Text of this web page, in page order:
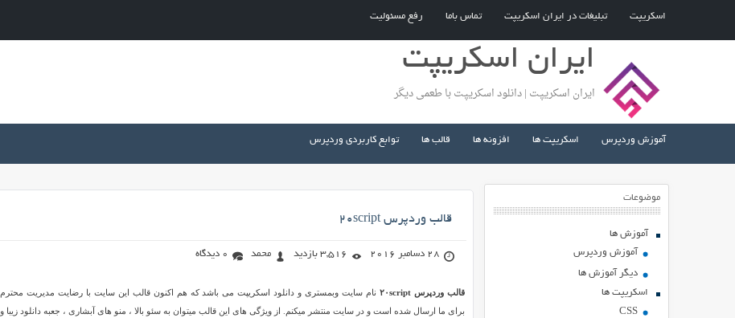
اسکریپت تبلیغات در ایران اسکریپت تماس باما رفع مسئولیت
ایران اسکریپت
ایران اسکریپت | دانلود اسکریپت با طعمی دیگر
آموزش وردپرس اسکریپت ها افزونه ها قالب ها توابع کاربردی وردپرس
موضوعات
آموزش ها
آموزش وردپرس
دیگر آموزش ها
اسکریپت ها
CSS
قالب وردپرس ۲۰script
28 دسامبر 2016 3,516 بازدید محمد 0 دیدگاه
قالب وردپرس ۲۰script
نام سایت وبمستری و دانلود اسکریپت می باشد که هم اکنون قالب این سایت با رضایت مدیریت محترم
برای ما ارسال شده است و در سایت منتشر میکنم. از ویژگی های این قالب میتوان به سئو بالا ، منو های آبشاری ، جعبه دانلود زیبا و